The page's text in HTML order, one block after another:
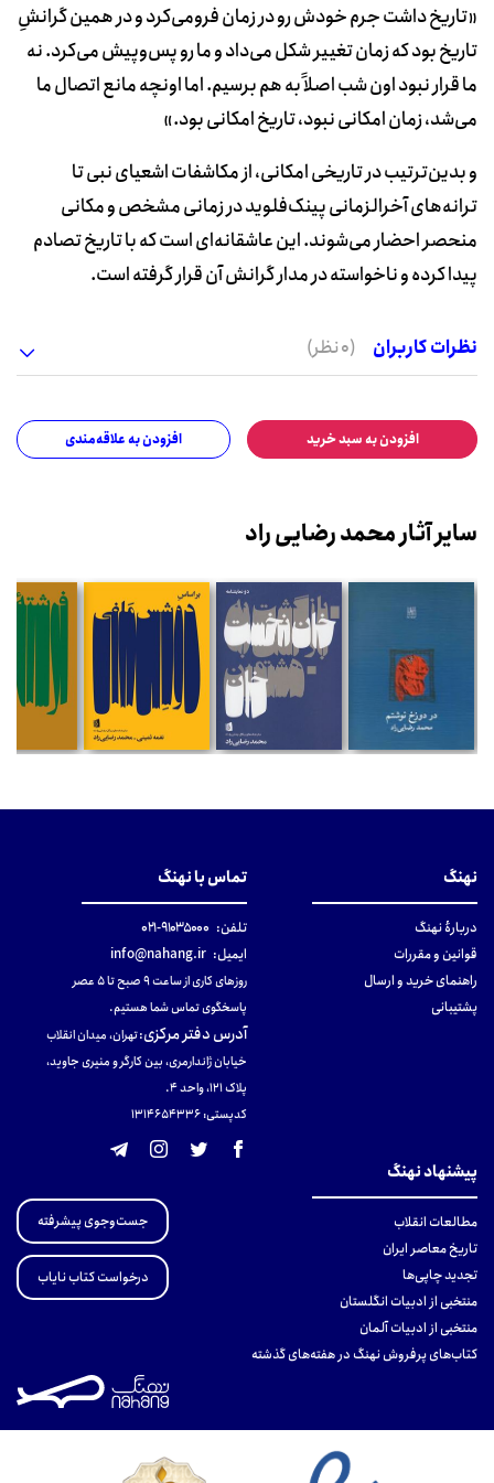
«تاریخ داشت جرم خودش رو در زمان فرومی‌کرد و در همین گرانشِ
تاریخ بود که زمان تغییر شکل می‌داد و ما رو پس‌وپیش می‌کرد. نه
ما قرار نبود اون شب اصلاً به هم برسیم. اما اونچه مانع اتصال ما
می‌شد، زمان امکانی نبود، تاریخ امکانی بود.»
و بدین‌ترتیب در تاریخی امکانی، از مکاشفات اشعیای نبی تا
ترانه‌های آخرالزمانی پینک‌فلوید در زمانی مشخص و مکانی
منحصر احضار می‌شوند. این عاشقانه‌ای است که با تاریخ تصادم
پیدا کرده و ناخواسته در مدار گرانش آن قرار گرفته است.
نظرات کاربران (0 نظر)
افزودن به سبد خرید افزودن به علاقه‌مندی
سایر آثار محمد رضایی راد
نهنگ
دربارهٔ نهنگ
قوانین و مقررات
راهنمای خرید و ارسال
پشتیبانی
تماس با نهنگ
تلفن: ۹۱۰۳۵۰۰۰-۰۲۱
ایمیل: info@nahang.ir
روزهای کاری از ساعت ۹ صبح تا ۵ عصر
پاسخگوی تماس شما هستیم.
آدرس دفتر مرکزی:تهران، میدان انقلاب
خیابان ژاندارمری، بین کارگر و منیری جاوید،
پلاک 121، واحد ۴.
کدپستی: 131465433۶
پیشنهاد نهنگ
مطالعات انقلاب
تاریخ معاصر ایران
تجدید چاپی‌ها
منتخبی از ادبیات انگلستان
منتخبی از ادبیات آلمان
کتاب‌های پرفروش نهنگ در هفته‌های گذشته
جست‌وجوی پیشرفته
درخواست کتاب نایاب